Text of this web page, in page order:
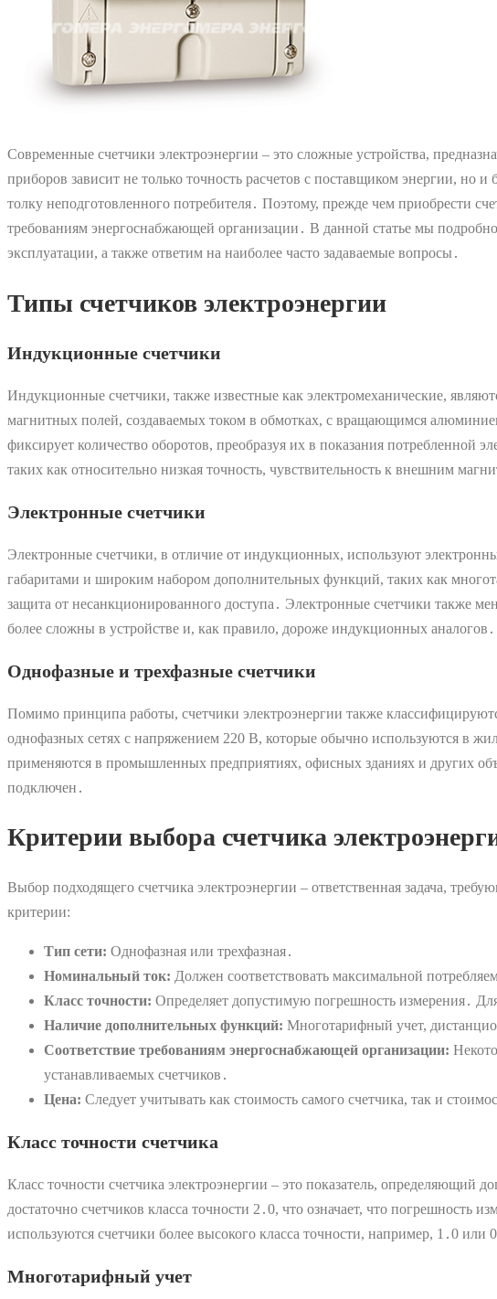
Современные счетчики электроэнергии – это сложные устройства,
приборов зависит не только точность расчетов с поставщиком энергии, но
толку неподготовленного потребителя․ Поэтому, прежде чем приобрести
требованиям энергоснабжающей организации․ В данной статье мы
эксплуатации, а также ответим на наиболее часто задаваемые вопросы․
Типы счетчиков электроэнергии
Индукционные счетчики
Индукционные счетчики, также известные как электромеханические,
магнитных полей, создаваемых током в обмотках, с вращающимся
фиксирует количество оборотов, преобразуя их в показания потребленной
таких как относительно низкая точность, чувствительность к внешним
Электронные счетчики
Электронные счетчики, в отличие от индукционных, используют
габаритами и широким набором дополнительных функций, таких как
защита от несанкционированного доступа․ Электронные счетчики также
более сложны в устройстве и, как правило, дороже индукционных аналогов․
Однофазные и трехфазные счетчики
Помимо принципа работы, счетчики электроэнергии также
однофазных сетях с напряжением 220 В, которые обычно используются в
применяются в промышленных предприятиях, офисных зданиях и других
подключен․
Критерии выбора счетчика
Выбор подходящего счетчика электроэнергии – ответственная задача,
критерии:
Тип сети: Однофазная или трехфазная․
Номинальный ток: Должен соответствовать максимальной
Класс точности: Определяет допустимую погрешность измерения․
Наличие дополнительных функций: Многотарифный учет,
Соответствие требованиям энергоснабжающей организации:
устанавливаемых счетчиков․
Цена: Следует учитывать как стоимость самого счетчика, так и
Класс точности счетчика
Класс точности счетчика электроэнергии – это показатель,
достаточно счетчиков класса точности 2․0, что означает, что погрешность
используются счетчики более высокого класса точности, например, 1․0 или
Многотарифный учет